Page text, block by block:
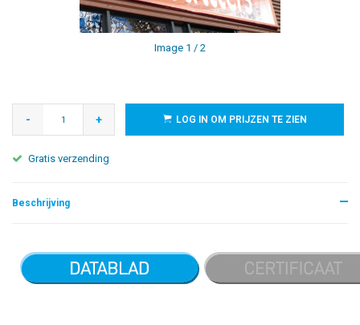
Image 1 / 2
- + LOG IN OM PRIJZEN TE ZIEN
Gratis verzending
Beschrijving